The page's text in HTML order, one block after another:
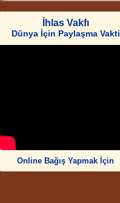
İhlas Vakfı
Dünya İçin Paylaşma Vakti
Online Bağış Yapmak İçin